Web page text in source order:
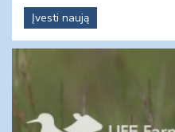
Įvesti naują